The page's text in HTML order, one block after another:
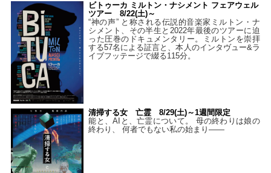
ビトゥーカ ミルトン・ナシメント フェアウェル
ツアー 8/22(土)～
“神の声” と称される伝説的音楽家ミルトン・ナ
シメント、その半生と2022年最後のツアーに迫
った圧巻のドキュメンタリー。ミルトンを崇拝
する57名による証言と、本人のインタヴュー&ラ
イブフッテージで綴る115分。
清掃する女 亡霊 8/29(土)～1週間限定
能と、AIと、亡霊について。 母の終わりは娘の
終わり、 何者でもない私の始まり――